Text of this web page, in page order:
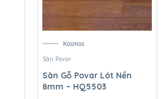
Kosmos
Sàn Povar
Sàn Gỗ Povar Lót Nền
8mm – HQ5503